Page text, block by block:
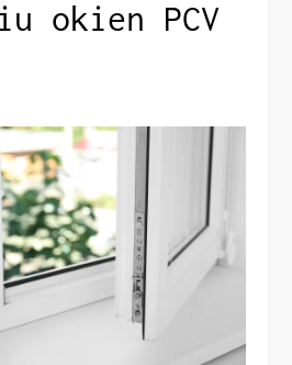
okien PCV